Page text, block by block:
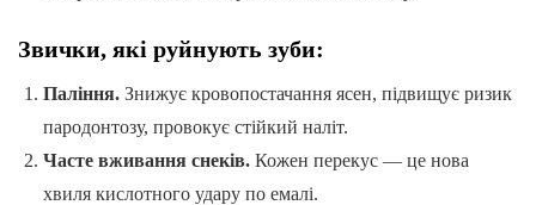
Звички, які руйнують зуби:
Паління.Знижує кровопостачання ясен, підвищує ризик
пародонтозу, провокує стійкий наліт.
Часте вживання снеків.Кожен перекус — це нова
хвиля кислотного удару по емалі.